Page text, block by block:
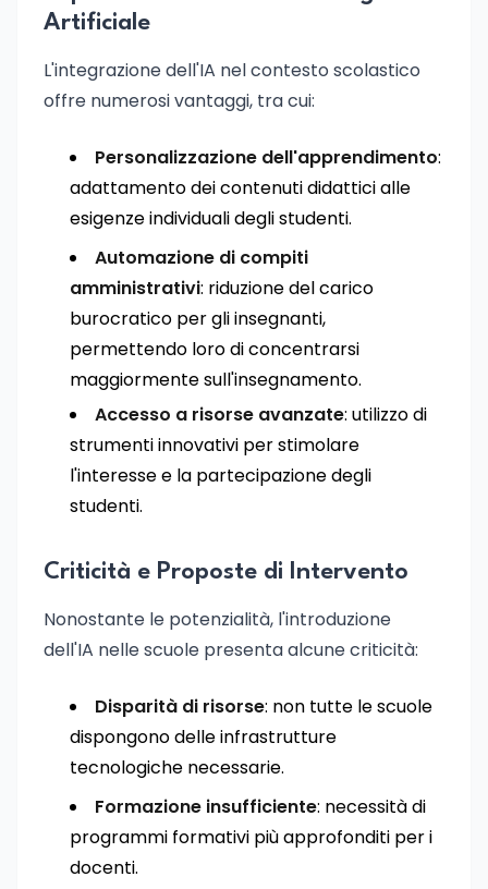
Artificiale
L'integrazione dell'IA nel contesto scolastico
offre numerosi vantaggi, tra cui:
Personalizzazione dell'apprendimento:
adattamento dei contenuti didattici alle
esigenze individuali degli studenti.
Automazione di compiti
amministrativi: riduzione del carico
burocratico per gli insegnanti,
permettendo loro di concentrarsi
maggiormente sull'insegnamento.
Accesso a risorse avanzate: utilizzo di
strumenti innovativi per stimolare
l'interesse e la partecipazione degli
studenti.
Criticità e Proposte di Intervento
Nonostante le potenzialità, l'introduzione
dell'IA nelle scuole presenta alcune criticità:
Disparità di risorse: non tutte le scuole
dispongono delle infrastrutture
tecnologiche necessarie.
Formazione insufficiente: necessità di
programmi formativi più approfonditi per i
docenti.